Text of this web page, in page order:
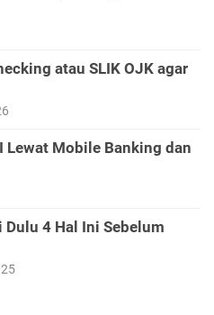
atau SLIK OJK agar
Lewat Mobile Banking dan
Dulu 4 Hal Ini Sebelum